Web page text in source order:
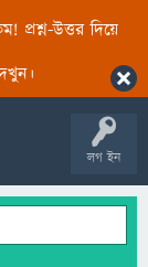
প্রশ্ন-উত্তর দিয়ে
লগ ইন